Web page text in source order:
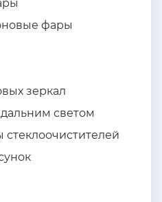
фары
зеркал
светом